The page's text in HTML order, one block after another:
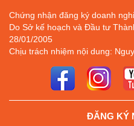
Chứng nhận đăng ký doanh
Do Sở kế hoạch và Đầu tư
28/01/2005
Chịu trách nhiệm nội dung:
ĐĂNG KÝ